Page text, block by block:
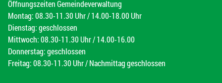
Öffnungszeiten Gemeindeverwaltung
Montag: 08.30-11.30 Uhr / 14.00-18.00 Uhr
Dienstag: geschlossen
Mittwoch: 08.30-11.30 Uhr / 14.00-16.00
Donnerstag: geschlossen
Freitag: 08.30-11.30 Uhr / Nachmittag geschlossen